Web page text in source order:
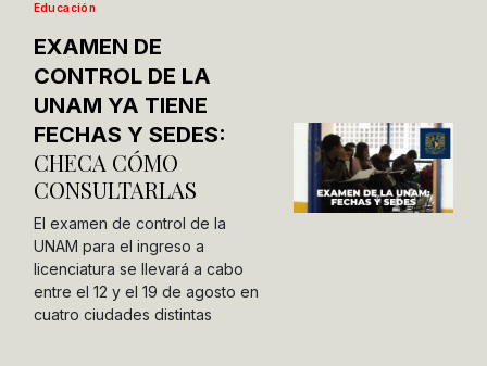
Educación
EXAMEN DE
CONTROL DE LA
UNAM YA TIENE
FECHAS Y SEDES:
CHECA CÓMO
CONSULTARLAS
El examen de control de la
UNAM para el ingreso a
licenciatura se llevará a cabo
entre el 12 y el 19 de agosto en
cuatro ciudades distintas